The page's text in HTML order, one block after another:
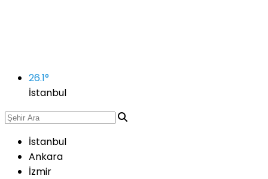
26.1°
İstanbul
İstanbul
Ankara
İzmir